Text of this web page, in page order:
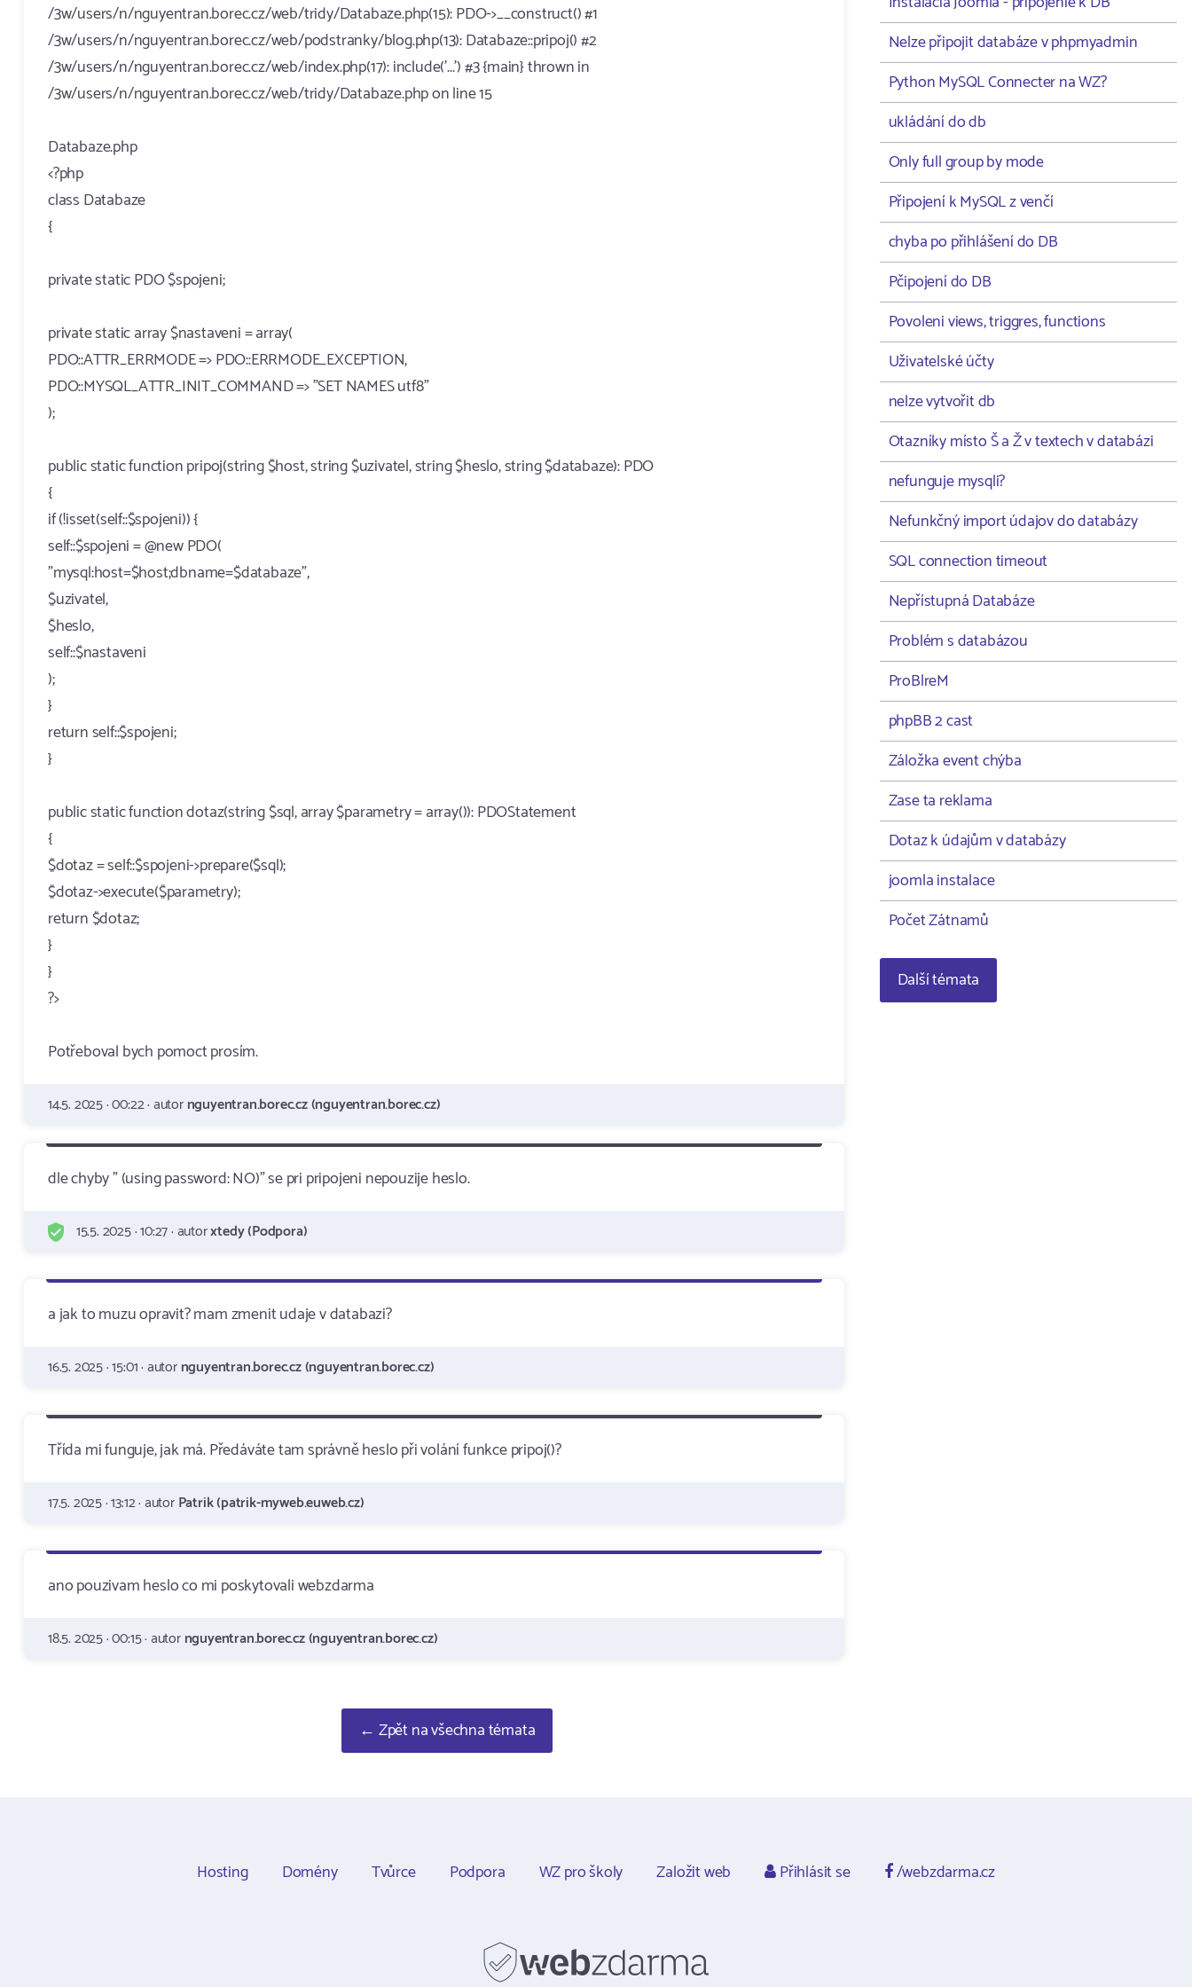
/3w/users/n/nguyentran.borec.cz/web/tridy/Databaze.php(15): PDO->__construct() #1
/3w/users/n/nguyentran.borec.cz/web/podstranky/blog.php(13): Databaze::pripoj() #2
/3w/users/n/nguyentran.borec.cz/web/index.php(17): include('...') #3 {main} thrown in
/3w/users/n/nguyentran.borec.cz/web/tridy/Databaze.php on line 15
Databaze.php
<?php
class Databaze
{
private static PDO $spojeni;
private static array $nastaveni = array(
PDO::ATTR_ERRMODE => PDO::ERRMODE_EXCEPTION,
PDO::MYSQL_ATTR_INIT_COMMAND => "SET NAMES utf8"
);
public static function pripoj(string $host, string $uzivatel, string $heslo, string $databaze): PDO
{
if (!isset(self::$spojeni)) {
self::$spojeni = @new PDO(
"mysql:host=$host;dbname=$databaze",
$uzivatel,
$heslo,
self::$nastaveni
);
}
return self::$spojeni;
}
public static function dotaz(string $sql, array $parametry = array()): PDOStatement
{
$dotaz = self::$spojeni->prepare($sql);
$dotaz->execute($parametry);
return $dotaz;
}
}
?>
Potřeboval bych pomoct prosím.
14.5. 2025 · 00:22 · autornguyentran.borec.cz (nguyentran.borec.cz)
dle chyby " (using password: NO)" se pri pripojeni nepouzije heslo.
15.5. 2025 · 10:27 · autorxtedy (Podpora)
a jak to muzu opravit? mam zmenit udaje v databazi?
16.5. 2025 · 15:01 · autornguyentran.borec.cz (nguyentran.borec.cz)
Třída mi funguje, jak má. Předáváte tam správně heslo při volání funkce pripoj()?
17.5. 2025 · 13:12 · autorPatrik (patrik-myweb.euweb.cz)
ano pouzivam heslo co mi poskytovali webzdarma
18.5. 2025 · 00:15 · autornguyentran.borec.cz (nguyentran.borec.cz)
← Zpět na všechna témata
Nelze připojit databáze v phpmyadmin
Python MySQL Connecter na WZ?
ukládání do db
Only full group by mode
Připojení k MySQL z venčí
chyba po přihlášení do DB
Pčipojení do DB
Povoleni views, triggres, functions
Uživatelské účty
nelze vytvořit db
Otazníky místo Š a Ž v textech v databázi
nefunguje mysqli?
Nefunkčný import údajov do databázy
SQL connection timeout
Nepřístupná Databáze
Problém s databázou
ProBlreM
phpBB 2 cast
Záložka event chýba
Zase ta reklama
Dotaz k údajům v databázy
joomla instalace
Počet Zátnamů
Další témata
Hosting Domény Tvůrce Podpora WZ pro školy Založit web Přihlásit se /webzdarma.cz